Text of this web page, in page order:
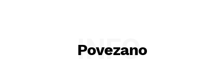
Povezano
INFO